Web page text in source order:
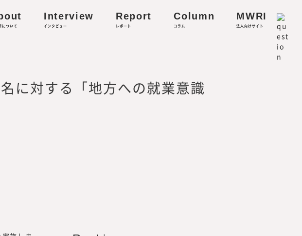
について
Interview
インタビュー
Report
レポート
Column
コラム
MWRI
法人向けサイト
に対する「地方への就業意識